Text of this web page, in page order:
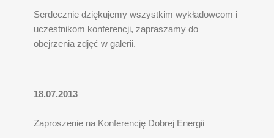
Serdecznie dziękujemy wszystkim wykładowcom i
uczestnikom konferencji, zapraszamy do
obejrzenia zdjęć w galerii.
18.07.2013
Zaproszenie na Konferencję Dobrej Energii